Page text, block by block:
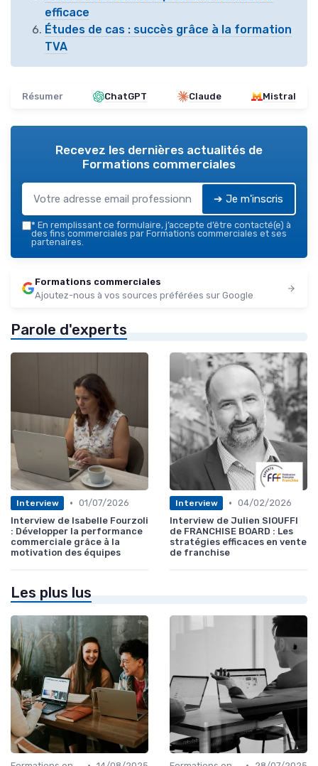
efficace
Études de cas : succès grâce à la formation
TVA
Résumer ChatGPT Claude Mistral
Recevez les dernières actualités de
Formations commerciales
➔ Je m'inscris
* En remplissant ce formulaire, j’accepte d’être contacté(e) à
des fins commerciales par Formations commerciales et ses
partenaires.
Formations commerciales
Ajoutez-nous à vos sources préférées sur Google
Parole d'experts
Interview • 01/07/2026
Interview de Isabelle Fourzoli
: Développer la performance
commerciale grâce à la
motivation des équipes
Interview • 04/02/2026
Interview de Julien SIOUFFI
de FRANCHISE BOARD : Les
stratégies efficaces en vente
de franchise
Les plus lus